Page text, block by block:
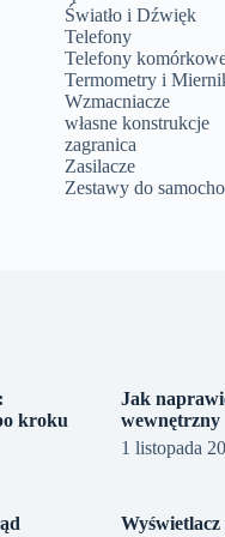
Światło i Dźwięk
Telefony
Telefony
Termometry i
Wzmacniacze
własne konstrukcje
zagranica
Zasilacze
Zestawy do
kroku
Jak
wewnętrzny
1 listopada